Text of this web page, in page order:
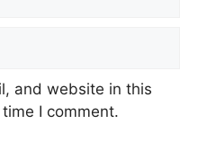
and website in this
I comment.